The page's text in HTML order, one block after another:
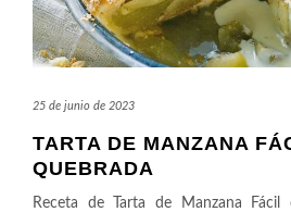
25 de junio de 2023
TARTA DE MANZANA
QUEBRADA
Receta de Tarta de Manzana